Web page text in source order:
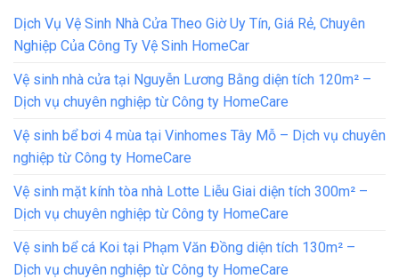
Dịch Vụ Vệ Sinh Nhà Cửa Theo Giờ Uy Tín, Giá Rẻ, Chuyên
Nghiệp Của Công Ty Vệ Sinh HomeCar
Vệ sinh nhà cửa tại Nguyễn Lương Bằng diện tích 120m² –
Dịch vụ chuyên nghiệp từ Công ty HomeCare
Vệ sinh bể bơi 4 mùa tại Vinhomes Tây Mỗ – Dịch vụ chuyên
nghiệp từ Công ty HomeCare
Vệ sinh mặt kính tòa nhà Lotte Liễu Giai diện tích 300m² –
Dịch vụ chuyên nghiệp từ Công ty HomeCare
Vệ sinh bể cá Koi tại Phạm Văn Đồng diện tích 130m² –
Dịch vụ chuyên nghiệp từ Công ty HomeCare